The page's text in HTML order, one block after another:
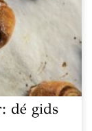
dé gids